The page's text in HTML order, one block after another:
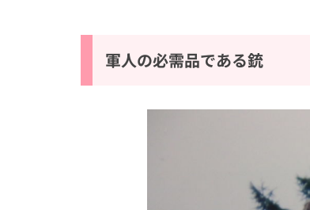
軍人の必需品である銃